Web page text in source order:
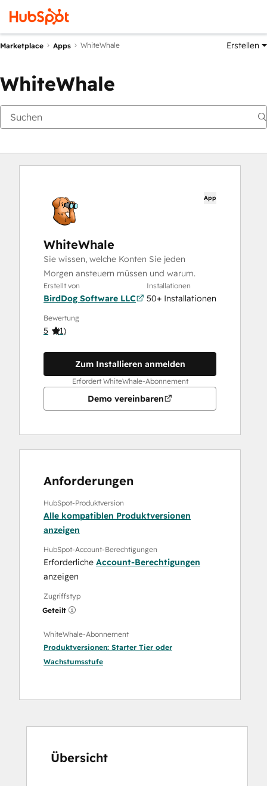
Marketplace Apps WhiteWhale Erstellen
WhiteWhale
App
WhiteWhale
Sie wissen, welche Konten Sie jeden
Morgen ansteuern müssen und warum.
Erstellt von
BirdDog Software LLC
Installationen
50+ Installationen
Bewertung
5 (1)
Zum Installieren anmelden
Erfordert WhiteWhale-Abonnement
Demo vereinbaren
Anforderungen
HubSpot-Produktversion
Alle kompatiblen Produktversionen
anzeigen
HubSpot-Account-Berechtigungen
Erforderliche Account-Berechtigungen
anzeigen
Zugriffstyp
Geteilt
WhiteWhale-Abonnement
Produktversionen: Starter Tier oder
Wachstumsstufe
Übersicht